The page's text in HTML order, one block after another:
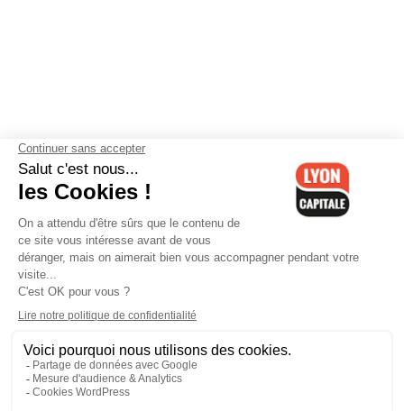
Contactez-nous-Mentions légales-CGV-Politique de
confidentialité-Gestion des cookies